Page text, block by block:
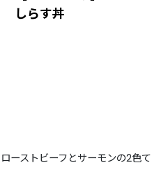
しらす丼
ローストビーフとサーモンの2色